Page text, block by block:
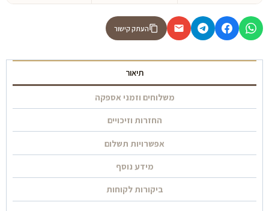
העתק קישור
תיאור
משלוחים וזמני אספקה
החזרות וזיכויים
אפשרויות תשלום
מידע נוסף
ביקורות לקוחות